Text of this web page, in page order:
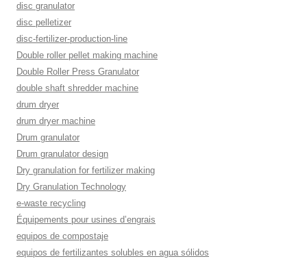
disc granulator
disc pelletizer
disc-fertilizer-production-line
Double roller pellet making machine
Double Roller Press Granulator
double shaft shredder machine
drum dryer
drum dryer machine
Drum granulator
Drum granulator design
Dry granulation for fertilizer making
Dry Granulation Technology
e-waste recycling
Équipements pour usines d’engrais
equipos de compostaje
equipos de fertilizantes solubles en agua sólidos